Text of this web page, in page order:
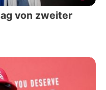
von zweiter